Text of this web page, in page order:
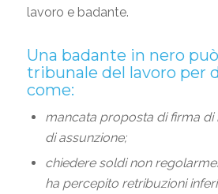
lavoro e badante.
Una badante in nero
tribunale del lavoro per
come:
mancata proposta di firma
di assunzione;
chiedere soldi non
ha percepito retribuzioni